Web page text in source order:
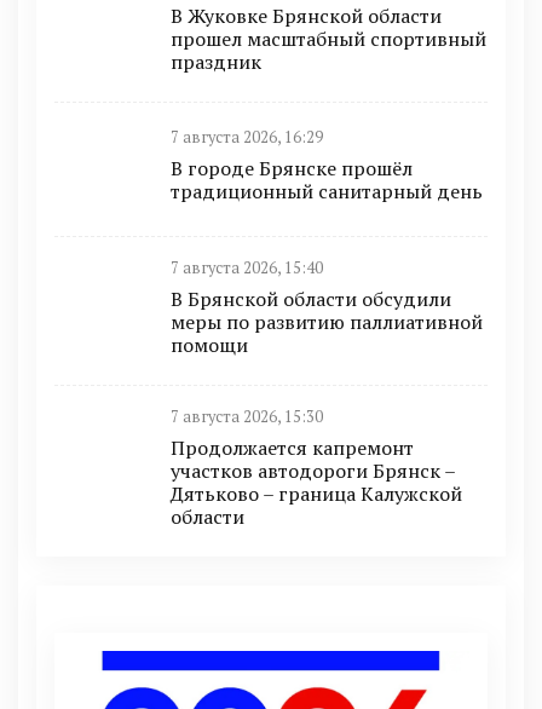
В Жуковке Брянской области
прошел масштабный спортивный
праздник
7 августа 2026, 16:29
В городе Брянске прошёл
традиционный санитарный день
7 августа 2026, 15:40
В Брянской области обсудили
меры по развитию паллиативной
помощи
7 августа 2026, 15:30
Продолжается капремонт
участков автодороги Брянск –
Дятьково – граница Калужской
области